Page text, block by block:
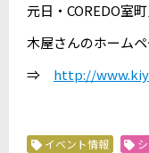
元日・COREDO室
木屋さんのホーム
⇒ http://
イベント情報